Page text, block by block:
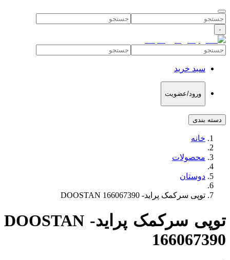
۰
سبد خرید
ورود/عضویت
دسته بندی
خانه
محصولات
دوستان
توپی سرکمک پراید- DOOSTAN 166067390
توپی سرکمک پراید- DOOSTAN
166067390